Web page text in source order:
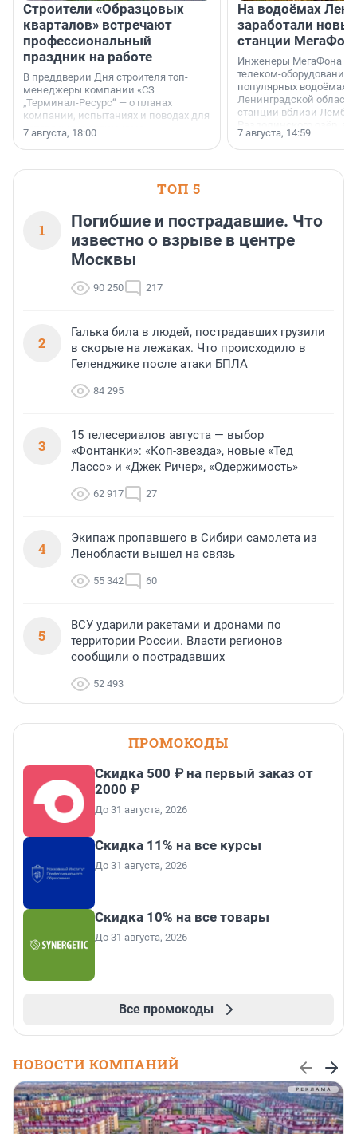
Строители «Образцовых
кварталов» встречают
профессиональный
праздник на работе
В преддверии Дня строителя топ-
менеджеры компании «СЗ
„Терминал-Ресурс“ — о планах
компании, испытаниях и поводах для
осторожного оптимизма.
7 августа, 18:00
На водоёмах
заработали
станции
Инженеры МегаФона
телеком-оборудование
популярных водоёмах
Ленинградской
станции вблизи
недалеко от Большого
водопада.
7 августа, 14:59
ТОП 5
1
Погибшие и пострадавшие. Что
известно о взрыве в центре
Москвы
90 250 217
2
Галька била в людей, пострадавших грузили
в скорые на лежаках. Что происходило в
Геленджике после атаки БПЛА
84 295
3
15 телесериалов августа — выбор
«Фонтанки»: «Коп-звезда», новые «Тед
Лассо» и «Джек Ричер», «Одержимость»
62 917 27
4
Экипаж пропавшего в Сибири самолета из
Ленобласти вышел на связь
55 342 60
5
ВСУ ударили ракетами и дронами по
территории России. Власти регионов
сообщили о пострадавших
52 493
ПРОМОКОДЫ
Скидка 500 ₽ на первый заказ от
2000 ₽
До 31 августа, 2026
Скидка 11% на все курсы
До 31 августа, 2026
Скидка 10% на все товары
До 31 августа, 2026
Все промокоды
НОВОСТИ КОМПАНИЙ